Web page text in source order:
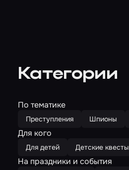
Категории
По тематике
Преступления Шпионы
Для кого
Для детей Детские квесты
На праздники и события